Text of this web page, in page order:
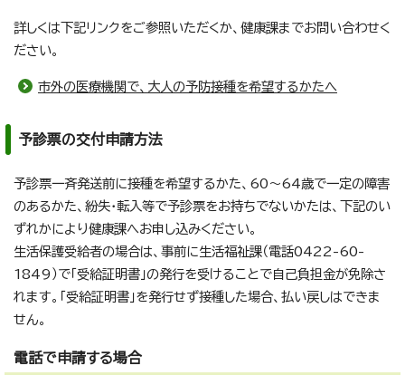
詳しくは下記リンクをご参照いただくか、健康課までお問い合わせく
ださい。
市外の医療機関で、大人の予防接種を希望するかたへ
予診票の交付申請方法
予診票一斉発送前に接種を希望するかた、60～64歳で一定の障害
のあるかた、紛失・転入等で予診票をお持ちでないかたは、下記のい
ずれかにより健康課へお申し込みください。
生活保護受給者の場合は、事前に生活福祉課（電話0422-60-
1849）で「受給証明書」の発行を受けることで自己負担金が免除さ
れます。「受給証明書」を発行せず接種した場合、払い戻しはできま
せん。
電話で申請する場合